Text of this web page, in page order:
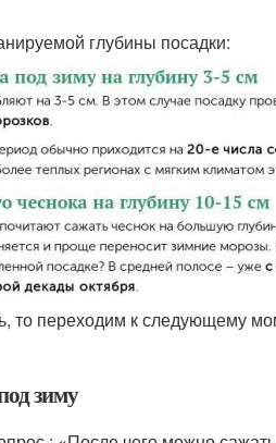
глубины посадки:
то переходим к следующему
зиму